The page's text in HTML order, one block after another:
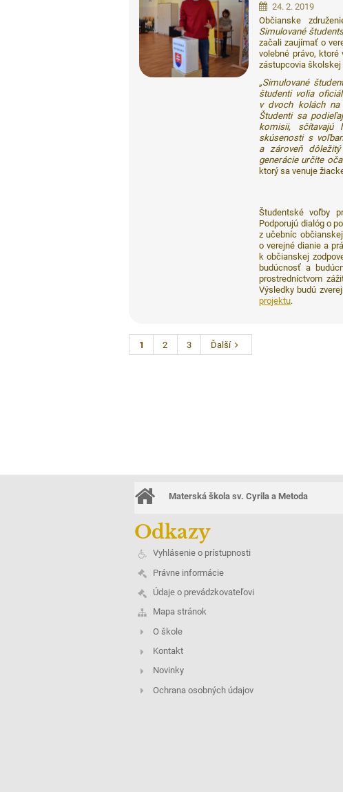
24. 2. 2019
Občianske
Simulované
začali zaujímať o
volebné právo,
zástupcovia školskej
„Simulované
študenti volia
v dvoch kolách na
Študenti sa
komisii, sčítavajú
skúsenosti s
a zároveň
generácie určite
ktorý sa venuje
Študentské voľby
Podporujú dialóg o
z učebníc
o verejné dianie a
k občianskej
budúcnosť a
prostredníctvom
Výsledky budú
projektu.
1 2 3 Ďalší
Materská škola sv. Cyrila a Metoda
Odkazy
Vyhlásenie o prístupnosti
Právne informácie
Údaje o prevádzkovateľovi
Mapa stránok
O škole
Kontakt
Novinky
Ochrana osobných údajov